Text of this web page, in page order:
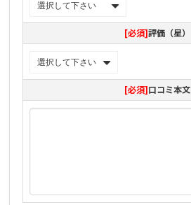
[必須]評価（星）
[必須]口コミ本文